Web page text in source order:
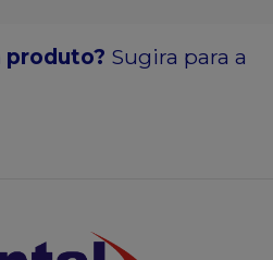
produto? Sugira para a